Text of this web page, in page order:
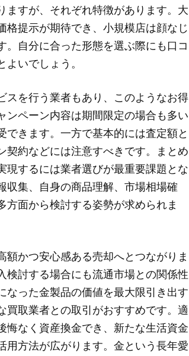
ますが、それぞれ特徴があります。大
提示が期待でき、小規模店は顔なじ
自分に合った形態を選ぶ際にも口コ
いでしょう。
スを行う業者もあり、このようなお得
ンペーン内容は期間限定の場合も多い
きます。一方で基本的には査定額と
契約などには注意すべきです。まとめ
現するには業者選びが最重要課題とな
収集、自身の商品理解、市場相場確
面から検討する姿勢が求められま
かつ安心感ある売却へとつながりま
検討する場合にも流通市場との関係性
なった金製品の価値を最大限引き出す
買取業者との取引がおすすめです。適
悔なく資産換金でき、新たな生活資金
用方法が広がります。金という長年愛